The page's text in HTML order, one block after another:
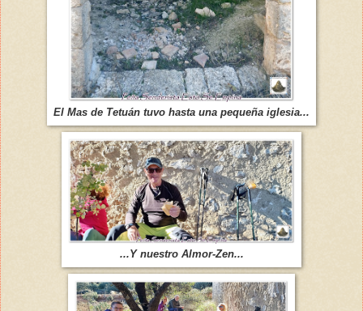
El Mas de Tetuán tuvo hasta una pequeña iglesia...
...Y nuestro Almor-Zen...